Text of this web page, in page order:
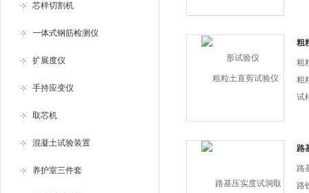
芯样切割机
一体式钢筋检测仪
扩展度仪
手持应变仪
取芯机
混凝土试验装置
养护室三件套
透
降
粗
粗
粗
试
控
制
小
路
路
路